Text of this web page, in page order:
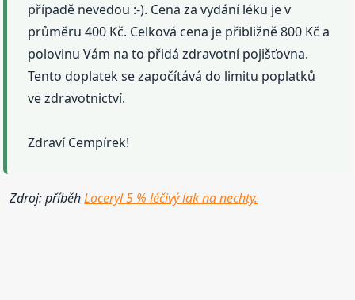
případě nevedou :-). Cena za vydání léku je v
průměru 400 Kč. Celková cena je přibližně 800 Kč a
polovinu Vám na to přidá zdravotní pojišťovna.
Tento doplatek se započítává do limitu poplatků
ve zdravotnictví.
Zdraví Cempírek!
Zdroj: příběhLoceryl 5 % léčivý lak na nechty.